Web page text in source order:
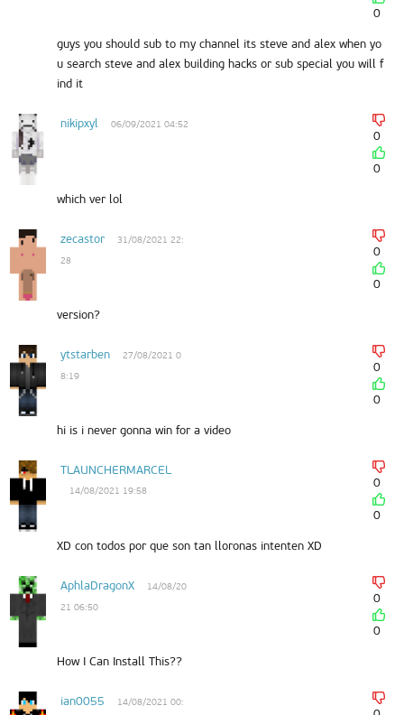
0
guys you should sub to my channel its steve and alex when yo
u search steve and alex building hacks or sub special you will f
ind it
nikipxyl 06/09/2021 04:52
0
0
which ver lol
zecastor
31/08/2021 22:
28
0
0
version?
ytstarben
27/08/2021 0
8:19
0
0
hi is i never gonna win for a video
TLAUNCHERMARCEL
14/08/2021 19:58
0
0
XD con todos por que son tan lloronas intenten XD
AphlaDragonX
14/08/20
21 06:50
0
0
How I Can Install This??
ian0055 14/08/2021 00: